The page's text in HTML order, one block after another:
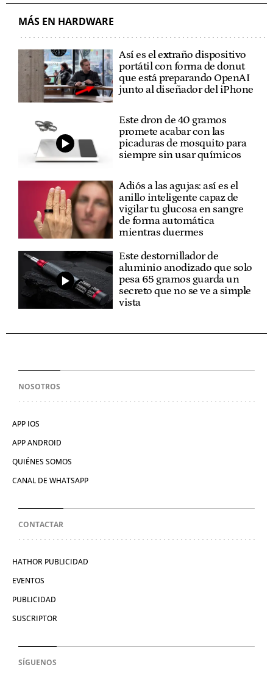
MÁS EN HARDWARE
Así es el extraño dispositivo
portátil con forma de donut
que está preparando OpenAI
junto al diseñador del iPhone
Este dron de 40 gramos
promete acabar con las
picaduras de mosquito para
siempre sin usar químicos
Adiós a las agujas: así es el
anillo inteligente capaz de
vigilar tu glucosa en sangre
de forma automática
mientras duermes
Este destornillador de
aluminio anodizado que solo
pesa 65 gramos guarda un
secreto que no se ve a simple
vista
NOSOTROS
APP IOS
APP ANDROID
QUIÉNES SOMOS
CANAL DE WHATSAPP
CONTACTAR
HATHOR PUBLICIDAD
EVENTOS
PUBLICIDAD
SUSCRIPTOR
SÍGUENOS